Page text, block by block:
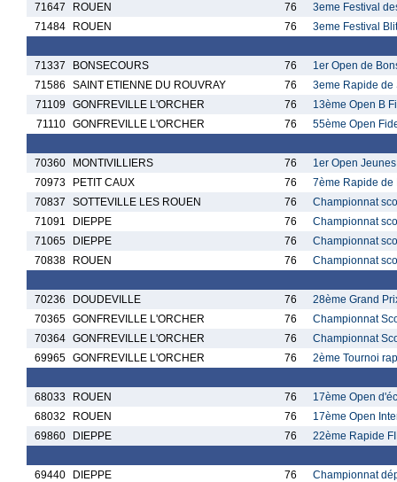
71647
ROUEN 76
3eme Festival
71484
ROUEN 76 3eme Festival
71337 BONSECOURS 76
1er Open de
71586
SAINT ETIENNE DU ROUVRAY 76
3eme Rapide de
71109
GONFREVILLE L'ORCHER 76
13ème Open B
71110 GONFREVILLE L'ORCHER 76 55ème Open
70360 MONTIVILLIERS 76
1er Open
70973
PETIT CAUX 76
7ème Rapide de
70837
SOTTEVILLE LES ROUEN 76
Championnat
71091
DIEPPE 76
Championnat
71065
DIEPPE 76
Championnat
70838
ROUEN 76 Championnat
70236 DOUDEVILLE 76
28ème Grand
70365 GONFREVILLE L'ORCHER 76
Championnat
70364 GONFREVILLE L'ORCHER 76
Championnat
69965 GONFREVILLE L'ORCHER 76 2ème Tournoi
68033 ROUEN 76
17ème Open
68032
ROUEN 76
17ème Open
69860
DIEPPE 76 22ème Rapide
69440 DIEPPE 76
Championnat